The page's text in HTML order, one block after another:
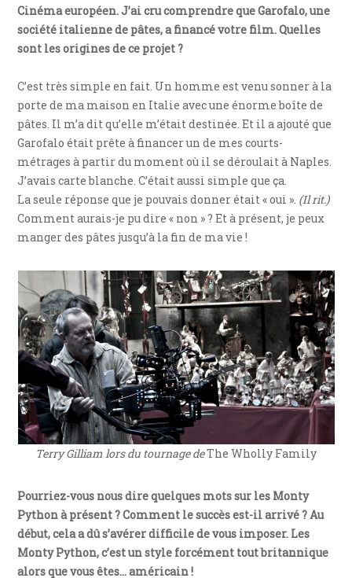
Cinéma européen. J’ai cru comprendre que Garofalo, une
société italienne de pâtes, a financé votre film. Quelles
sont les origines de ce projet ?
C’est très simple en fait. Un homme est venu sonner à la
porte de ma maison en Italie avec une énorme boîte de
pâtes. Il m’a dit qu’elle m’était destinée. Et il a ajouté que
Garofalo était prête à financer un de mes courts-
métrages à partir du moment où il se déroulait à Naples.
J’avais carte blanche. C’était aussi simple que ça.
La seule réponse que je pouvais donner était « oui ». (Il rit.)
Comment aurais-je pu dire « non » ? Et à présent, je peux
manger des pâtes jusqu’à la fin de ma vie !
Terry Gilliam lors du tournage deThe Wholly Family
Pourriez-vous nous dire quelques mots sur les Monty
Python à présent ? Comment le succès est-il arrivé ? Au
début, cela a dû s’avérer difficile de vous imposer. Les
Monty Python, c’est un style forcément tout britannique
alors que vous êtes… américain !